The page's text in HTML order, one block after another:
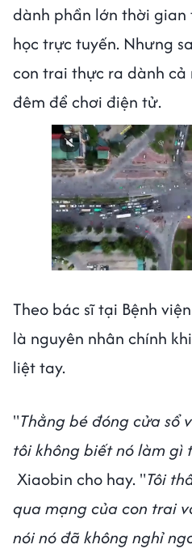
dành phần lớn thời
học trực tuyến. Nhưng
con trai thực ra dành
đêm để chơi điện tử.
Theo bác sĩ tại Bệnh
là nguyên nhân chính
liệt tay.
"Thằng bé đóng cửa sổ
tôi không biết nó làm gì
Xiaobin cho hay. "Tôi
qua mạng của con trai
nói nó đã không nghỉ